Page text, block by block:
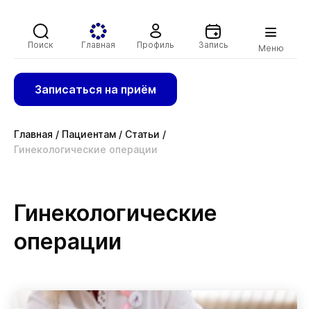
Поиск Главная Профиль Запись Меню
Записаться на приём
Главная / Пациентам / Статьи /
Гинекологические операции
Гинекологические
операции